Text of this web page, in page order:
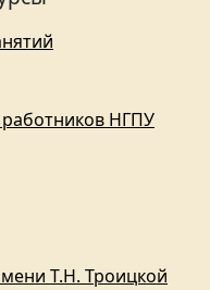
НГПУ
Т.Н. Троицкой